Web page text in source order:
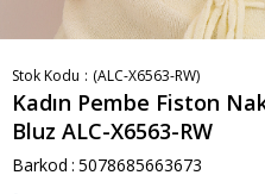
Stok Kodu (ALC-X6563-RW)
Kadın Pembe Fiston
Bluz ALC-X6563-RW
Barkod : 5078685663673